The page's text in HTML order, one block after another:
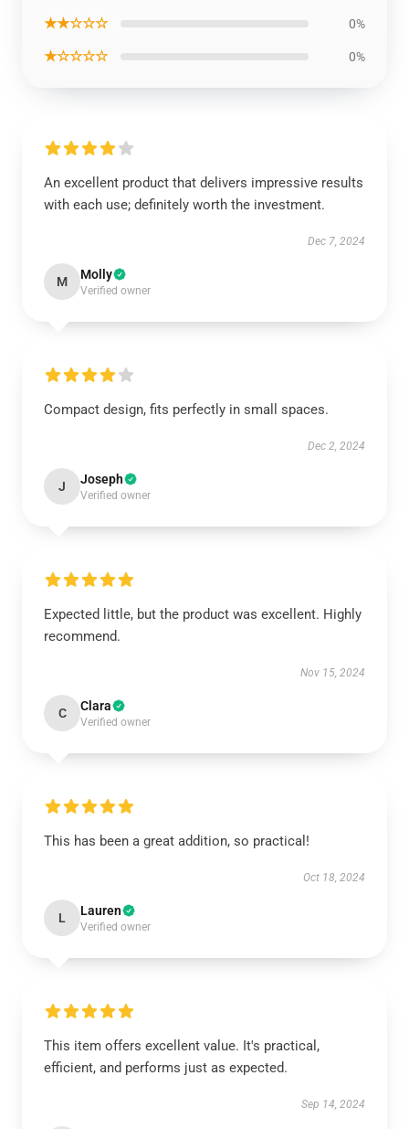
★★☆☆☆ 0%
★☆☆☆☆ 0%
An excellent product that delivers impressive results
with each use; definitely worth the investment.
Dec 7, 2024
M Molly
Verified owner
Compact design, fits perfectly in small spaces.
Dec 2, 2024
J Joseph
Verified owner
Expected little, but the product was excellent. Highly
recommend.
Nov 15, 2024
C Clara
Verified owner
This has been a great addition, so practical!
Oct 18, 2024
L Lauren
Verified owner
This item offers excellent value. It's practical,
efficient, and performs just as expected.
Sep 14, 2024